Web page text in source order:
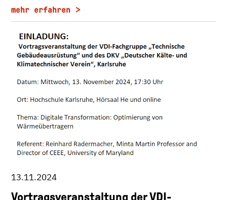
mehr erfahren
13.11.2024
Vortragsveranstaltung der VDI-